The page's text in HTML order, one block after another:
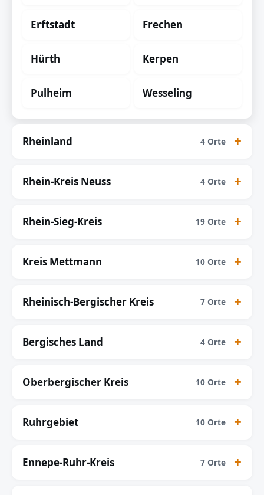
Erftstadt Frechen
Hürth Kerpen
Pulheim Wesseling
Rheinland 4 Orte
Rhein-Kreis Neuss 4 Orte
Rhein-Sieg-Kreis 19 Orte
Kreis Mettmann 10 Orte
Rheinisch-Bergischer Kreis 7 Orte
Bergisches Land 4 Orte
Oberbergischer Kreis 10 Orte
Ruhrgebiet 10 Orte
Ennepe-Ruhr-Kreis 7 Orte